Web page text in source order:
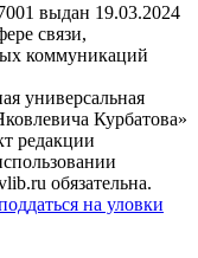
выдан 19.03.2024
связи,
коммуникаций
универсальная
Курбатова»
редакции
обязательна.
на уловки